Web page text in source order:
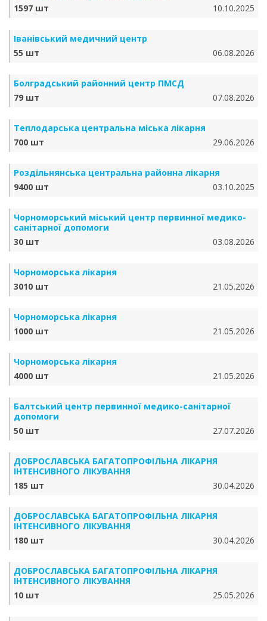
1597 шт
10.10.2025
Іванівський медичний центр
55 шт
06.08.2026
Болградський районний центр ПМСД
79 шт
07.08.2026
Теплодарська центральна міська лікарня
700 шт
29.06.2026
Роздільнянська центральна районна лікарня
9400 шт
03.10.2025
Чорноморський міський центр первинної медико-
санітарної допомоги
30 шт
03.08.2026
Чорноморська лікарня
3010 шт
21.05.2026
Чорноморська лікарня
1000 шт
21.05.2026
Чорноморська лікарня
4000 шт
21.05.2026
Балтський центр первинної медико-санітарної
допомоги
50 шт
27.07.2026
ДОБРОСЛАВСЬКА БАГАТОПРОФІЛЬНА ЛІКАРНЯ
ІНТЕНСИВНОГО ЛІКУВАННЯ
185 шт
30.04.2026
ДОБРОСЛАВСЬКА БАГАТОПРОФІЛЬНА ЛІКАРНЯ
ІНТЕНСИВНОГО ЛІКУВАННЯ
180 шт
30.04.2026
ДОБРОСЛАВСЬКА БАГАТОПРОФІЛЬНА ЛІКАРНЯ
ІНТЕНСИВНОГО ЛІКУВАННЯ
10 шт
25.05.2026